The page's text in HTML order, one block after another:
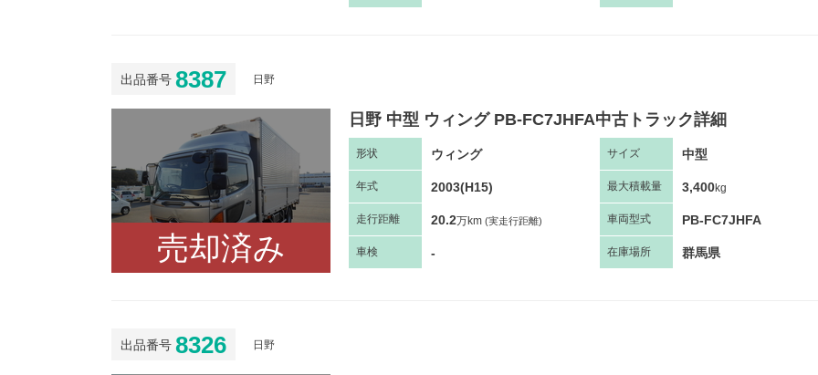
出品番号 8387 日野
売却済み
日野 中型 ウィング PB-FC7JHFA中古トラック詳細
形状 ウィング サイズ 中型
年式 2003(H15) 最大積載量 3,400kg
走行距離 20.2万km (実走行距離) 車両型式 PB-FC7JHFA
車検 - 在庫場所 群馬県
出品番号 8326 日野